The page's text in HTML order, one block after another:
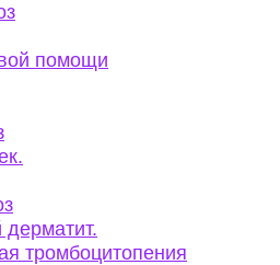
помощи
дерматит.
тромбоцитопения